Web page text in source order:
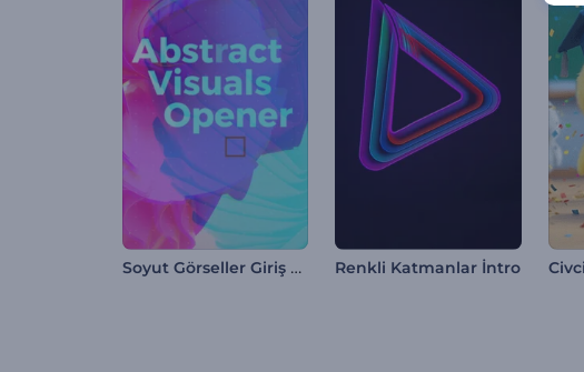
Soyut Görseller Giriş Videosu Renkli Katmanlar İntro